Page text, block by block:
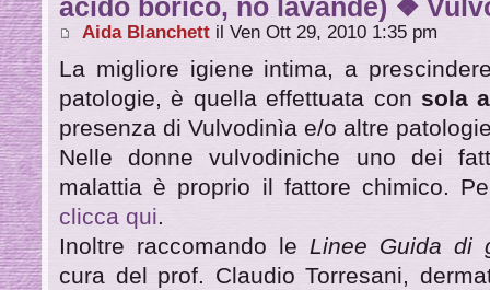
acido borico, no lavande) ❖
Aida Blanchett il Ven Ott 29, 2010 1:35 pm
La migliore igiene intima, a
patologie, è quella effettuata con sola
presenza di Vulvodinìa e/o altre
Nelle donne vulvodiniche uno dei
malattia è proprio il fattore chimico.
clicca qui.
Inoltre raccomando le Linee Guida di
cura del prof. Claudio Torresani,